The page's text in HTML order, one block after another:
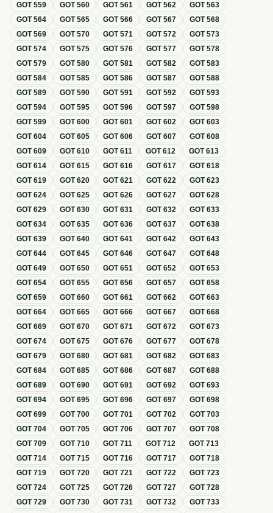
GOT559 GOT560 GOT561 GOT562 GOT563
GOT564 GOT565 GOT566 GOT567 GOT568
GOT569 GOT570 GOT571 GOT572 GOT573
GOT574 GOT575 GOT576 GOT577 GOT578
GOT579 GOT580 GOT581 GOT582 GOT583
GOT584 GOT585 GOT586 GOT587 GOT588
GOT589 GOT590 GOT591 GOT592 GOT593
GOT594 GOT595 GOT596 GOT597 GOT598
GOT599 GOT600 GOT601 GOT602 GOT603
GOT604 GOT605 GOT606 GOT607 GOT608
GOT609 GOT610 GOT611 GOT612 GOT613
GOT614 GOT615 GOT616 GOT617 GOT618
GOT619 GOT620 GOT621 GOT622 GOT623
GOT624 GOT625 GOT626 GOT627 GOT628
GOT629 GOT630 GOT631 GOT632 GOT633
GOT634 GOT635 GOT636 GOT637 GOT638
GOT639 GOT640 GOT641 GOT642 GOT643
GOT644 GOT645 GOT646 GOT647 GOT648
GOT649 GOT650 GOT651 GOT652 GOT653
GOT654 GOT655 GOT656 GOT657 GOT658
GOT659 GOT660 GOT661 GOT662 GOT663
GOT664 GOT665 GOT666 GOT667 GOT668
GOT669 GOT670 GOT671 GOT672 GOT673
GOT674 GOT675 GOT676 GOT677 GOT678
GOT679 GOT680 GOT681 GOT682 GOT683
GOT684 GOT685 GOT686 GOT687 GOT688
GOT689 GOT690 GOT691 GOT692 GOT693
GOT694 GOT695 GOT696 GOT697 GOT698
GOT699 GOT700 GOT701 GOT702 GOT703
GOT704 GOT705 GOT706 GOT707 GOT708
GOT709 GOT710 GOT711 GOT712 GOT713
GOT714 GOT715 GOT716 GOT717 GOT718
GOT719 GOT720 GOT721 GOT722 GOT723
GOT724 GOT725 GOT726 GOT727 GOT728
GOT729 GOT730 GOT731 GOT732 GOT733